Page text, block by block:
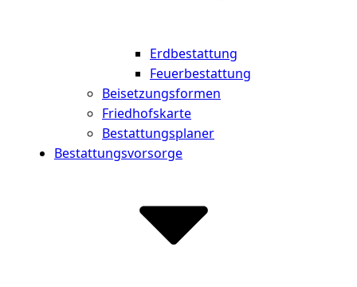
Erdbestattung
Feuerbestattung
Beisetzungsformen
Friedhofskarte
Bestattungsplaner
Bestattungsvorsorge